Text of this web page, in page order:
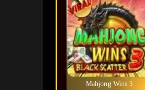
Mahjong Wins 3